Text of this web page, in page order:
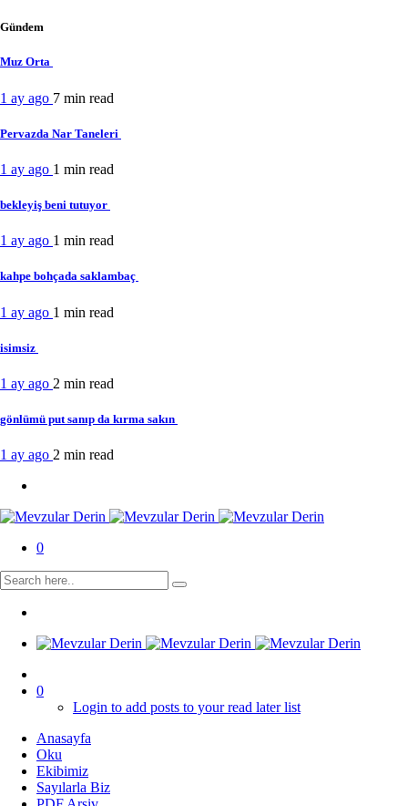
Gündem
Muz Orta
1 ay ago 7 min read
Pervazda Nar Taneleri
1 ay ago 1 min read
bekleyiş beni tutuyor
1 ay ago 1 min read
kahpe bohçada saklambaç
1 ay ago 1 min read
isimsiz
1 ay ago 2 min read
gönlümü put sanıp da kırma sakın
1 ay ago 2 min read
0
0
Login to add posts to your read later list
Anasayfa
Oku
Ekibimiz
Sayılarla Biz